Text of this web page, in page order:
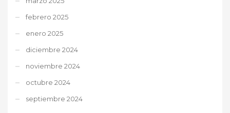
febrero 2025
enero 2025
diciembre 2024
noviembre 2024
octubre 2024
septiembre 2024